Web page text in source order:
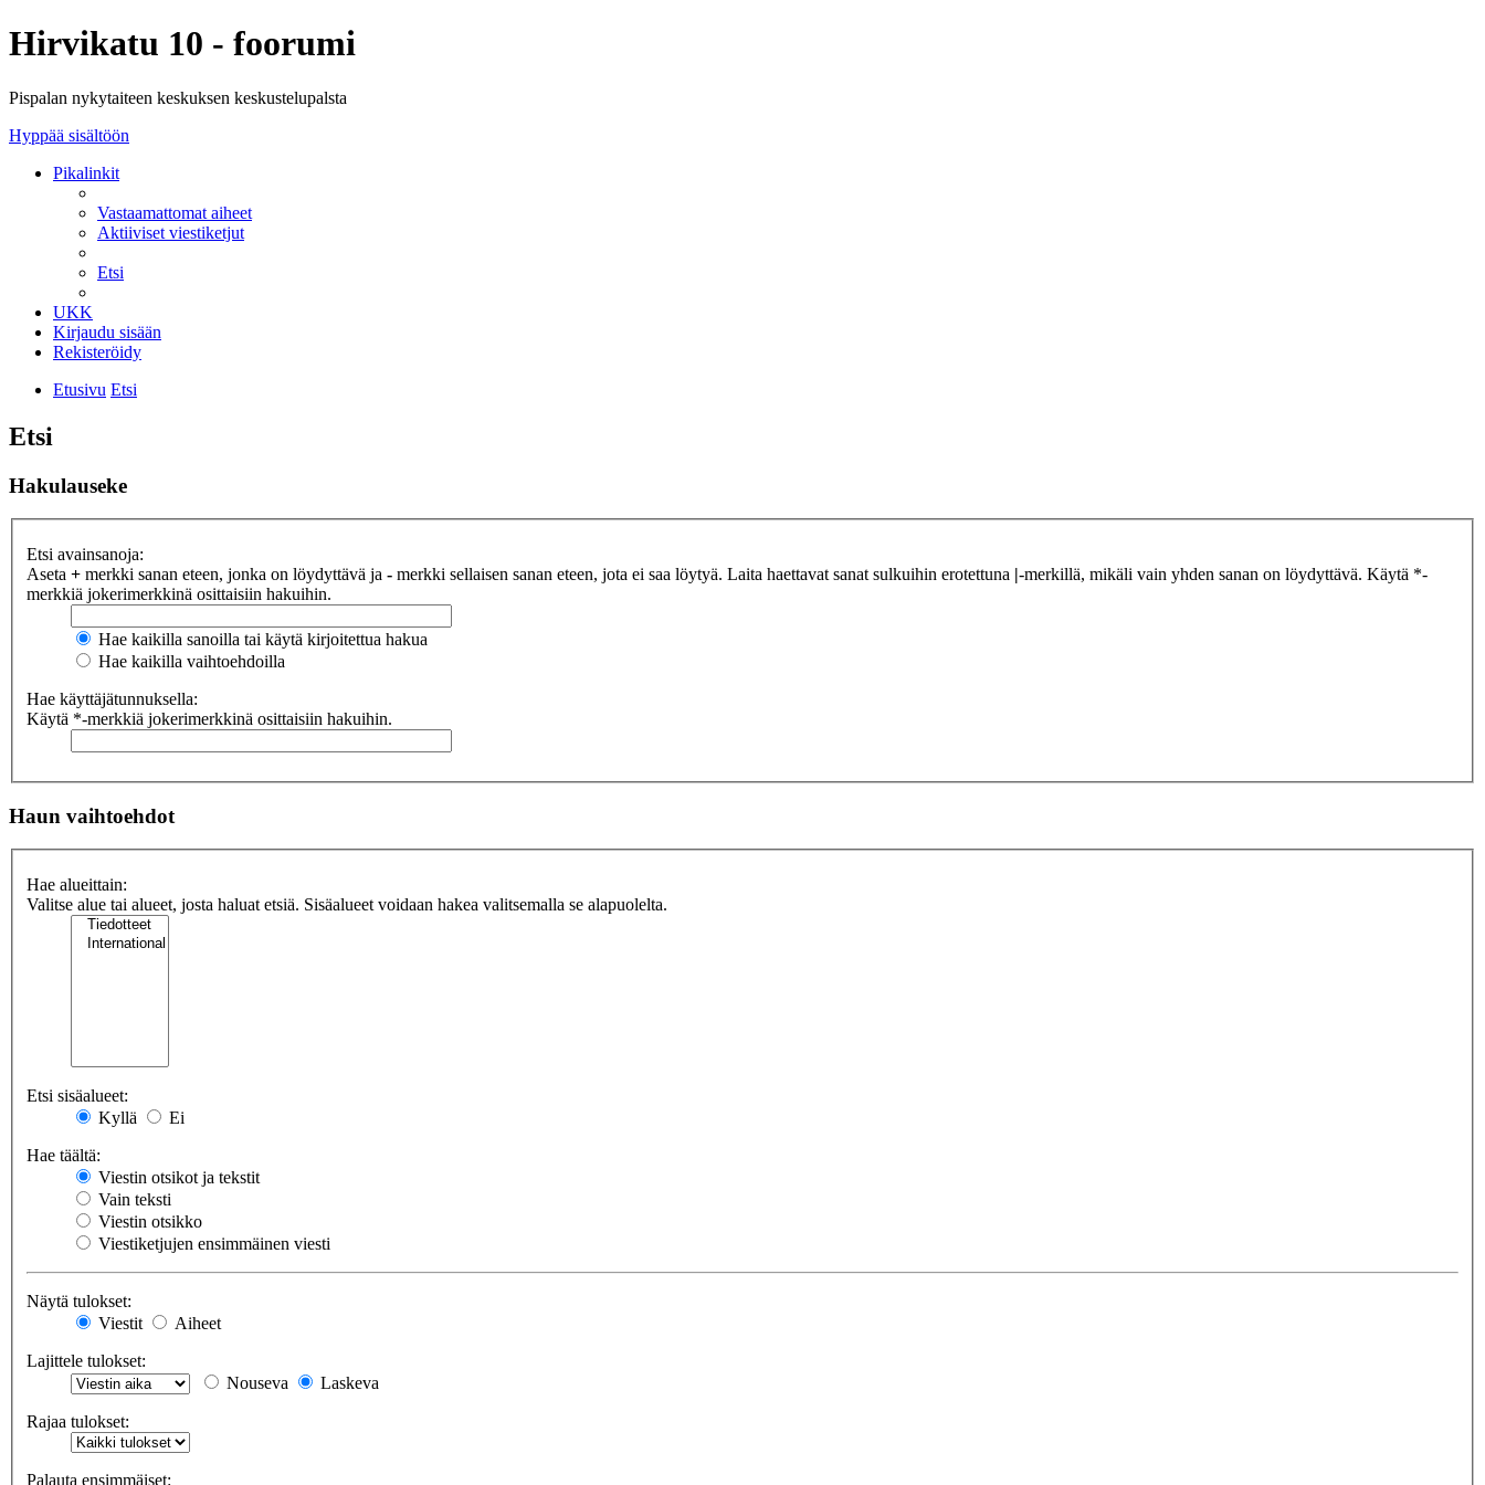
Hirvikatu 10 - foorumi
Pispalan nykytaiteen keskuksen keskustelupalsta
Hyppää sisältöön
Pikalinkit
Vastaamattomat aiheet
Aktiiviset viestiketjut
Etsi
UKK
Kirjaudu sisään
Rekisteröidy
Etusivu Etsi
Etsi
Hakulauseke
Etsi avainsanoja:
Aseta + merkki sanan eteen, jonka on löydyttävä ja - merkki sellaisen sanan eteen, jota ei saa löytyä. Laita haettavat sanat sulkuihin erotettuna |-merkillä, mikäli vain yhden sanan on löydyttävä. Käytä *-
merkkiä jokerimerkkinä osittaisiin hakuihin.
Hae kaikilla sanoilla tai käytä kirjoitettua hakua
Hae kaikilla vaihtoehdoilla
Hae käyttäjätunnuksella:
Käytä *-merkkiä jokerimerkkinä osittaisiin hakuihin.
Haun vaihtoehdot
Hae alueittain:
Valitse alue tai alueet, josta haluat etsiä. Sisäalueet voidaan hakea valitsemalla se alapuolelta.
Etsi sisäalueet:
Kyllä
Ei
Hae täältä:
Viestin otsikot ja tekstit
Vain teksti
Viestin otsikko
Viestiketjujen ensimmäinen viesti
Näytä tulokset:
Viestit
Aiheet
Lajittele tulokset:
Nouseva
Laskeva
Rajaa tulokset:
Palauta ensimmäiset: